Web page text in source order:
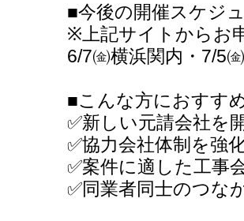
■今後の開催スケジ
※上記サイトからお
6/7㈮横浜関内・7/5
■こんな方におすす
✅新しい元請会社を
✅協力会社体制を強
✅案件に適した工事
✅同業者同士のつな